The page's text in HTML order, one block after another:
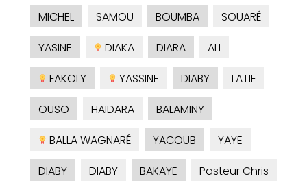
MICHEL
SAMOU BOUMBA
SOUARÉ
YASINE
DIAKA DIARA
ALI
FAKOLY
YASSINE DIABY
LATIF
OUSO
HAIDARA
BALAMINY
BALLA WAGNARÉ
YACOUB
YAYE
DIABY
DIABY BAKAYE
Pasteur Chris